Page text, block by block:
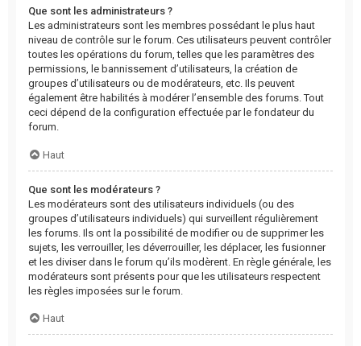
Que sont les administrateurs ?
Les administrateurs sont les membres possédant le plus haut
niveau de contrôle sur le forum. Ces utilisateurs peuvent contrôler
toutes les opérations du forum, telles que les paramètres des
permissions, le bannissement d’utilisateurs, la création de
groupes d’utilisateurs ou de modérateurs, etc. Ils peuvent
également être habilités à modérer l’ensemble des forums. Tout
ceci dépend de la configuration effectuée par le fondateur du
forum.
Haut
Que sont les modérateurs ?
Les modérateurs sont des utilisateurs individuels (ou des
groupes d’utilisateurs individuels) qui surveillent régulièrement
les forums. Ils ont la possibilité de modifier ou de supprimer les
sujets, les verrouiller, les déverrouiller, les déplacer, les fusionner
et les diviser dans le forum qu’ils modèrent. En règle générale, les
modérateurs sont présents pour que les utilisateurs respectent
les règles imposées sur le forum.
Haut